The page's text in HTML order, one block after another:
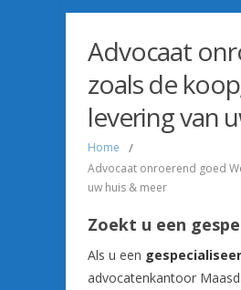
Advocaat
zoals de
levering van
Home /
Advocaat onroerend goed
uw huis & meer
Zoekt u een
Als u een
advocatenkantoor